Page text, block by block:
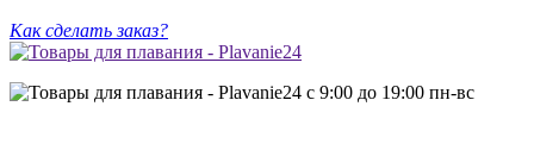
Как сделать заказ?
с 9:00 до 19:00 пн-вс